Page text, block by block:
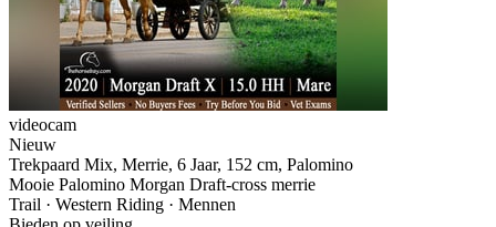
videocam
Nieuw
Trekpaard Mix, Merrie, 6 Jaar, 152 cm, Palomino
Mooie Palomino Morgan Draft-cross merrie
Trail · Western Riding · Mennen